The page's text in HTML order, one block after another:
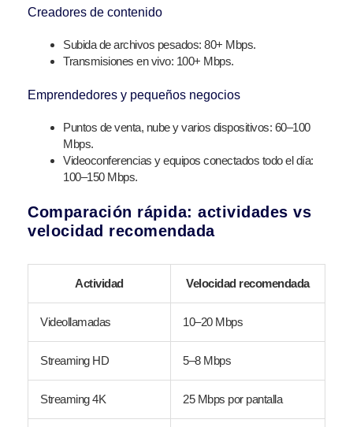
Creadores de contenido
Subida de archivos pesados: 80+ Mbps.
Transmisiones en vivo: 100+ Mbps.
Emprendedores y pequeños negocios
Puntos de venta, nube y varios dispositivos: 60–100
Mbps.
Videoconferencias y equipos conectados todo el día:
100–150 Mbps.
Comparación rápida: actividades vs
velocidad recomendada
Actividad Velocidad recomendada
Videollamadas 10–20 Mbps
Streaming HD 5–8 Mbps
Streaming 4K 25 Mbps por pantalla